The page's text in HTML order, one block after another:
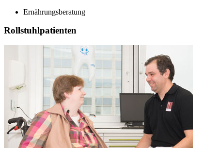
Ernährungsberatung
Rollstuhlpatienten